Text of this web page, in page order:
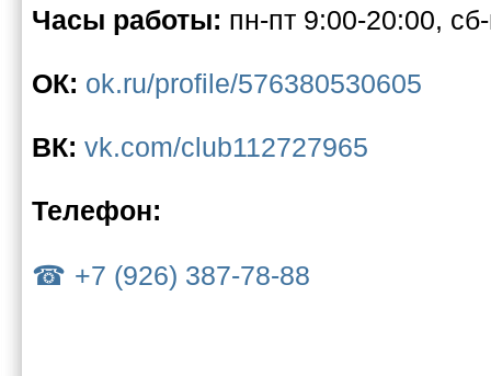
Часы работы: пн-пт 9:00-20:00,
ОК: ok.ru/profile/576380530605
ВК: vk.com/club112727965
Телефон:
+7 (926) 387-78-88